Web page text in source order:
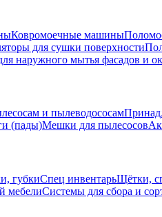
Ковромоечные машины
для сушки поверхности
наружного мытья фасадов и
и пылеводососам
(пады)Мешки для пылесосов
губкиСпец инвентарьЩётки,
мебелиСистемы для сбора и